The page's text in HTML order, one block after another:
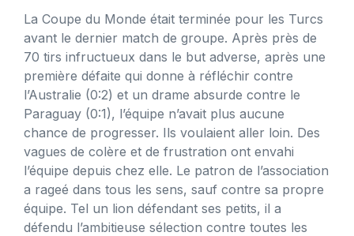
La Coupe du Monde était terminée pour les Turcs
avant le dernier match de groupe. Après près de
70 tirs infructueux dans le but adverse, après une
première défaite qui donne à réfléchir contre
l’Australie (0:2) et un drame absurde contre le
Paraguay (0:1), l’équipe n’avait plus aucune
chance de progresser. Ils voulaient aller loin. Des
vagues de colère et de frustration ont envahi
l’équipe depuis chez elle. Le patron de l’association
a rageé dans tous les sens, sauf contre sa propre
équipe. Tel un lion défendant ses petits, il a
défendu l’ambitieuse sélection contre toutes les